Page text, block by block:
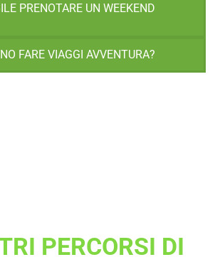
PRENOTARE UN WEEKEND
FARE VIAGGI AVVENTURA?
PERCORSI DI